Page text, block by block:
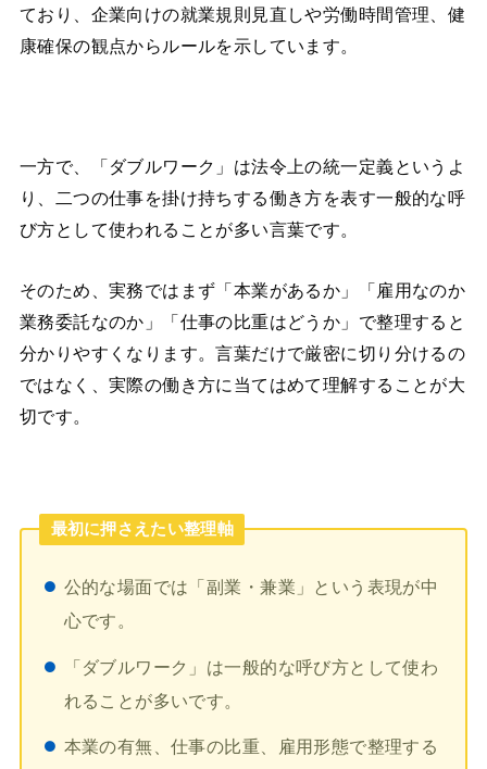
ており、企業向けの就業規則見直しや労働時間管理、健
康確保の観点からルールを示しています。
一方で、「ダブルワーク」は法令上の統一定義というよ
り、二つの仕事を掛け持ちする働き方を表す一般的な呼
び方として使われることが多い言葉です。
そのため、実務ではまず「本業があるか」「雇用なのか
業務委託なのか」「仕事の比重はどうか」で整理すると
分かりやすくなります。言葉だけで厳密に切り分けるの
ではなく、実際の働き方に当てはめて理解することが大
切です。
最初に押さえたい整理軸
公的な場面では「副業・兼業」という表現が中
心です。
「ダブルワーク」は一般的な呼び方として使わ
れることが多いです。
本業の有無、仕事の比重、雇用形態で整理する